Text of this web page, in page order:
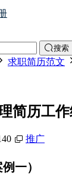
搜索
求职简历范文
简历工
推广
一）